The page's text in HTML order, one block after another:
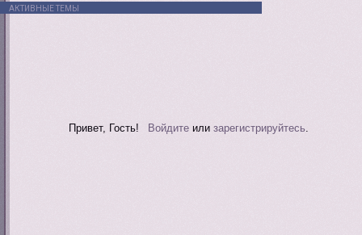
АКТИВНЫЕ ТЕМЫ
Привет, Гость! Войдитеили зарегистрируйтесь.